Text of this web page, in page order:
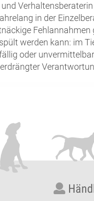
in der
werden kann: im
oder